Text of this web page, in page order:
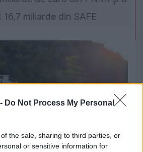
Do Not Process My Personal
the sale, sharing to third parties, or
or sensitive information for
miliarde din SAFE
SOCIAL